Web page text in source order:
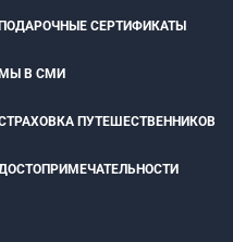
ПОДАРОЧНЫЕ СЕРТИФИКАТЫ
МЫ В СМИ
ПУТЕШЕСТВЕННИКОВ